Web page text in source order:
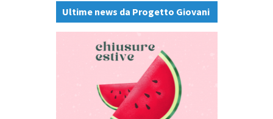
Ultime news da Progetto Giovani